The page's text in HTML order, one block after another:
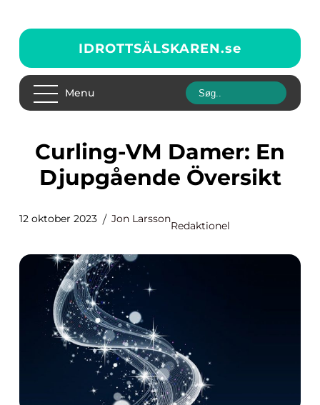
IDROTTSÄLSKAREN.se
Menu
Curling-VM Damer: En
Djupgående Översikt
12 oktober 2023 Jon Larsson
Redaktionel